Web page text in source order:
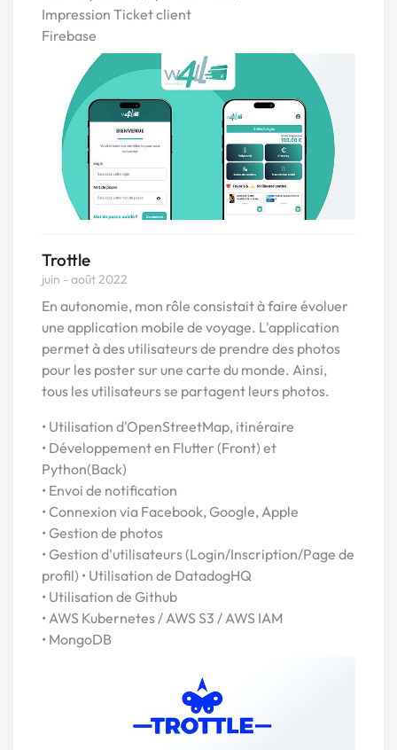
Impression Ticket client
Firebase
Trottle
juin - août 2022
En autonomie, mon rôle consistait à faire évoluer
une application mobile de voyage. L'application
permet à des utilisateurs de prendre des photos
pour les poster sur une carte du monde. Ainsi,
tous les utilisateurs se partagent leurs photos.
• Utilisation d'OpenStreetMap, itinéraire
• Développement en Flutter (Front) et
Python(Back)
• Envoi de notification
• Connexion via Facebook, Google, Apple
• Gestion de photos
• Gestion d'utilisateurs (Login/Inscription/Page de
profil) • Utilisation de DatadogHQ
• Utilisation de Github
• AWS Kubernetes / AWS S3 / AWS IAM
• MongoDB